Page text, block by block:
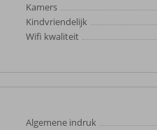
Kamers
Kindvriendelijk
Wifi kwaliteit
Algemene indruk